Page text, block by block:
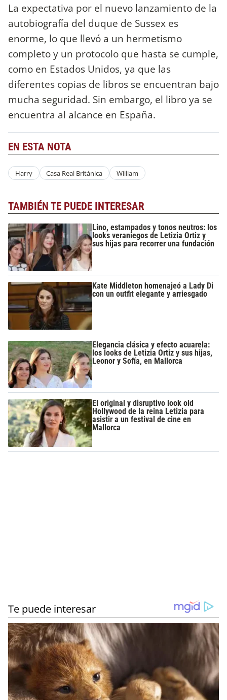
La expectativa por el nuevo lanzamiento de la
autobiografía del duque de Sussex es
enorme, lo que llevó a un hermetismo
completo y un protocolo que hasta se cumple,
como en Estados Unidos, ya que las
diferentes copias de libros se encuentran bajo
mucha seguridad. Sin embargo, el libro ya se
encuentra al alcance en España.
EN ESTA NOTA
Harry Casa Real Británica William
TAMBIÉN TE PUEDE INTERESAR
Lino, estampados y tonos neutros: los
looks veraniegos de Letizia Ortiz y
sus hijas para recorrer una fundación
Kate Middleton homenajeó a Lady Di
con un outfit elegante y arriesgado
Elegancia clásica y efecto acuarela:
los looks de Letizia Ortiz y sus hijas,
Leonor y Sofía, en Mallorca
El original y disruptivo look old
Hollywood de la reina Letizia para
asistir a un festival de cine en
Mallorca